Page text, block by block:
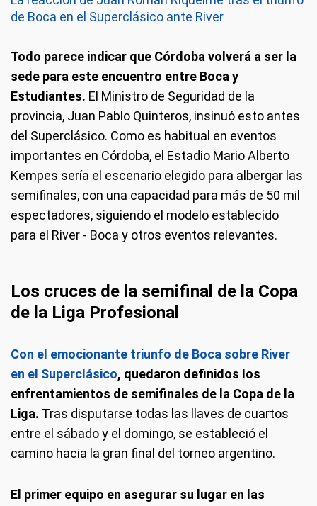
de Boca en el Superclásico ante River
Todo parece indicar que Córdoba volverá a ser la
sede para este encuentro entre Boca y
Estudiantes. El Ministro de Seguridad de la
provincia, Juan Pablo Quinteros, insinuó esto antes
del Superclásico. Como es habitual en eventos
importantes en Córdoba, el Estadio Mario Alberto
Kempes sería el escenario elegido para albergar las
semifinales, con una capacidad para más de 50 mil
espectadores, siguiendo el modelo establecido
para el River - Boca y otros eventos relevantes.
Los cruces de la semifinal de la Copa
de la Liga Profesional
Con el emocionante triunfo de Boca sobre River
en el Superclásico, quedaron definidos los
enfrentamientos de semifinales de la Copa de la
Liga. Tras disputarse todas las llaves de cuartos
entre el sábado y el domingo, se estableció el
camino hacia la gran final del torneo argentino.
El primer equipo en asegurar su lugar en las